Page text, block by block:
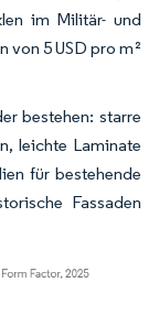
im Militär- und
von 5 USD pro m²
bestehen: starre
leichte Laminate
für bestehende
Fassaden